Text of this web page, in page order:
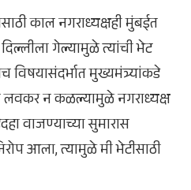
काल नगराध्यक्षही मुंबईत
गेल्यामुळे त्यांची भेट
विषयासंदर्भात मुख्यमंत्र्यांकडे
लवकर न कळल्यामुळे नगराध्यक्ष
वाजण्याच्या सुमारास
आला, त्यामुळे मी भेटीसाठी